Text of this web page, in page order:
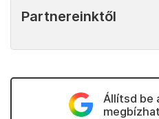
Partnereinktől
Állítsd be